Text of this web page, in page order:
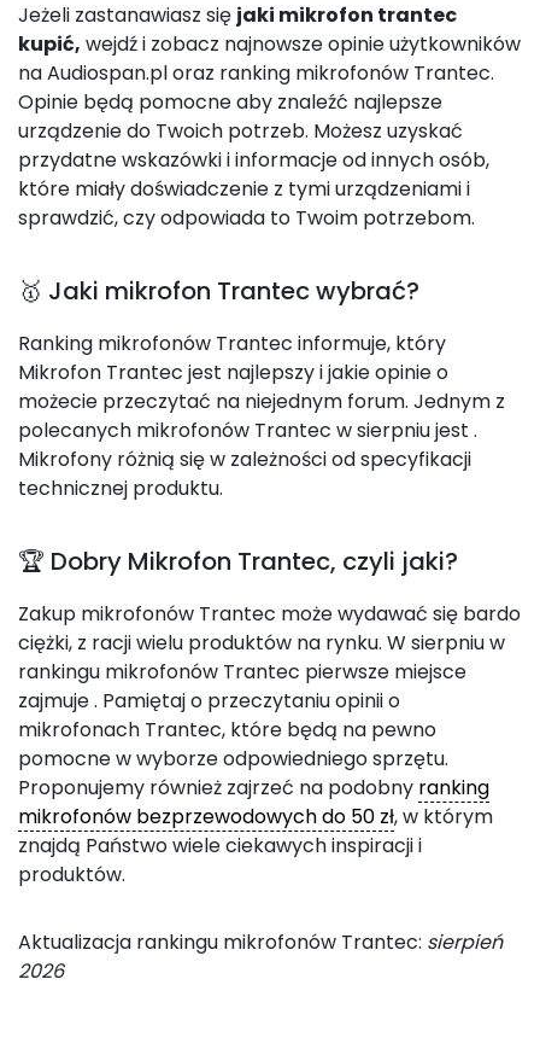
Jeżeli zastanawiasz się jaki mikrofon trantec
kupić, wejdź i zobacz najnowsze opinie użytkowników
na Audiospan.pl oraz ranking mikrofonów Trantec.
Opinie będą pomocne aby znaleźć najlepsze
urządzenie do Twoich potrzeb. Możesz uzyskać
przydatne wskazówki i informacje od innych osób,
które miały doświadczenie z tymi urządzeniami i
sprawdzić, czy odpowiada to Twoim potrzebom.
🥇 Jaki mikrofon Trantec wybrać?
Ranking mikrofonów Trantec informuje, który
Mikrofon Trantec jest najlepszy i jakie opinie o
możecie przeczytać na niejednym forum. Jednym z
polecanych mikrofonów Trantec w sierpniu jest .
Mikrofony różnią się w zależności od specyfikacji
technicznej produktu.
🏆 Dobry Mikrofon Trantec, czyli jaki?
Zakup mikrofonów Trantec może wydawać się bardo
ciężki, z racji wielu produktów na rynku. W sierpniu w
rankingu mikrofonów Trantec pierwsze miejsce
zajmuje. Pamiętaj o przeczytaniu opinii o
mikrofonach Trantec, które będą na pewno
pomocne w wyborze odpowiedniego sprzętu.
Proponujemy również zajrzeć na podobny ranking
mikrofonów bezprzewodowych do 50 zł, w którym
znajdą Państwo wiele ciekawych inspiracji i
produktów.
Aktualizacja rankingu mikrofonów Trantec: sierpień
2026